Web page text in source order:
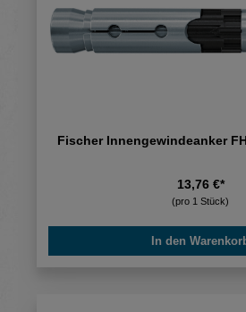
Fischer Innengewindeanker
13,76 €*
(pro 1 Stück)
In den